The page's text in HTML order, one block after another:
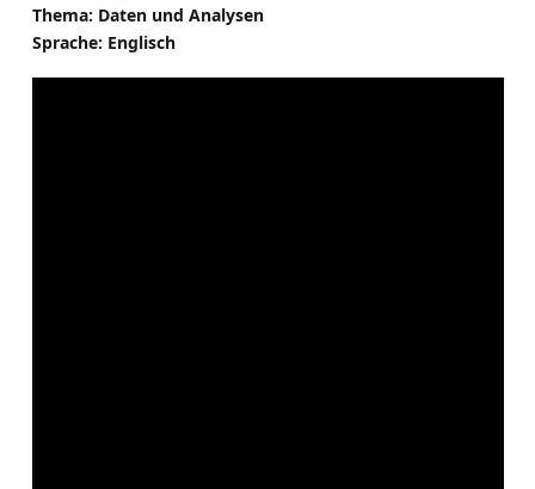
Thema: Daten und Analysen
Sprache: Englisch